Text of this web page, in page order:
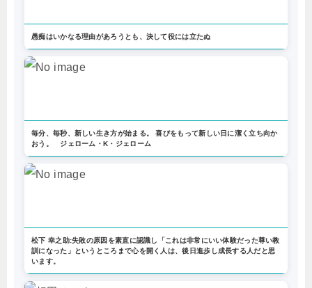
愚痴はいかなる理由があろうとも、決して役には立たぬ
毎分、毎秒、新しい生き方が始まる。 喜びをもって新しい日に潔く立ち向か
おう。 ジェローム・K・ジェローム
松下 幸之助:失敗の原因を素直に認識し「これは非常にいい体験だった尊い教
訓になった」というところまで心を開く人は、後日進歩し成長する人だと思
います。